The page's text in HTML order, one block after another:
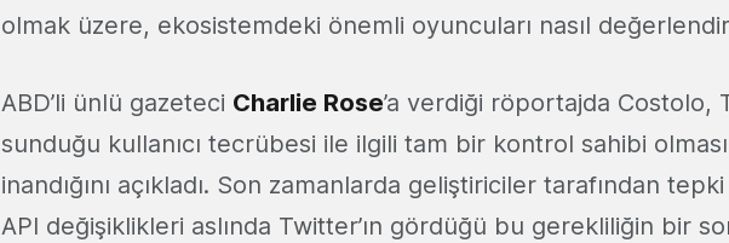
olmak üzere, ekosistemdeki önemli oyuncuları nasıl
ABD’li ünlü gazeteci Charlie Rose’a verdiği röportajda Costolo,
sunduğu kullanıcı tecrübesi ile ilgili tam bir kontrol sahibi
inandığını açıkladı. Son zamanlarda geliştiriciler tarafından tepki
API değişiklikleri aslında Twitter’ın gördüğü bu gerekliliğin bir